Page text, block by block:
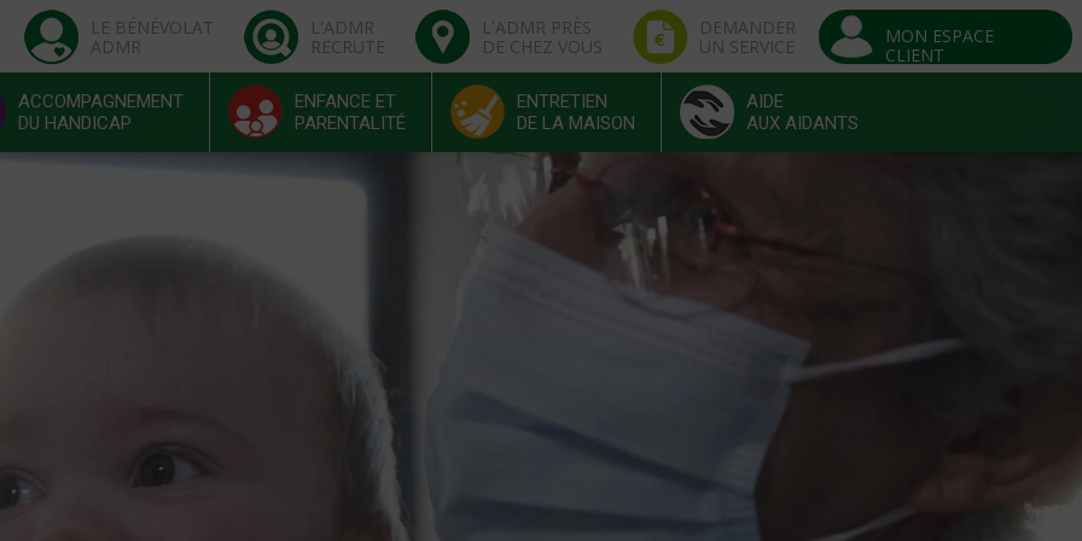
LE BÉNÉVOLAT
ADMR
L'ADMR
RECRUTE
L'ADMR PRÈS
DE CHEZ VOUS
DEMANDER
UN SERVICE
MON ESPACE
CLIENT
ACCOMPAGNEMENT
DU HANDICAP
ENFANCE ET
PARENTALITÉ
ENTRETIEN
DE LA MAISON
AIDE
AUX AIDANTS